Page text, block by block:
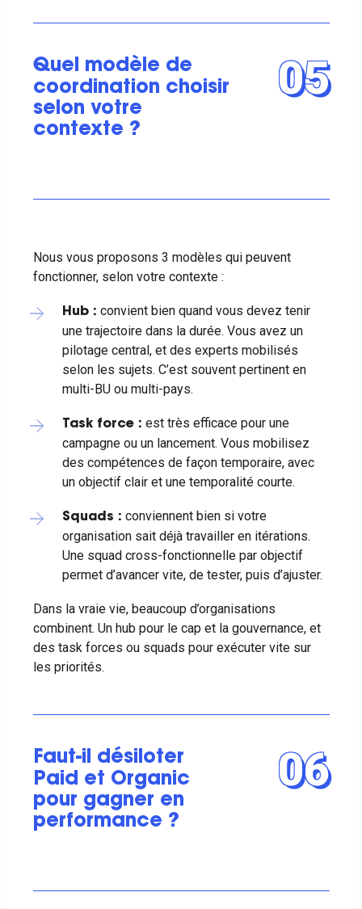
Quel modèle de
coordination choisir
selon votre
contexte ?
05
Nous vous proposons 3 modèles qui peuvent
fonctionner, selon votre contexte :
Hub : convient bien quand vous devez tenir
une trajectoire dans la durée. Vous avez un
pilotage central, et des experts mobilisés
selon les sujets. C’est souvent pertinent en
multi-BU ou multi-pays.
Task force : est très efficace pour une
campagne ou un lancement. Vous mobilisez
des compétences de façon temporaire, avec
un objectif clair et une temporalité courte.
Squads : conviennent bien si votre
organisation sait déjà travailler en itérations.
Une squad cross-fonctionnelle par objectif
permet d’avancer vite, de tester, puis d’ajuster.
Dans la vraie vie, beaucoup d’organisations
combinent. Un hub pour le cap et la gouvernance, et
des task forces ou squads pour exécuter vite sur
les priorités.
Faut-il désiloter
Paid et Organic
pour gagner en
performance ?
06